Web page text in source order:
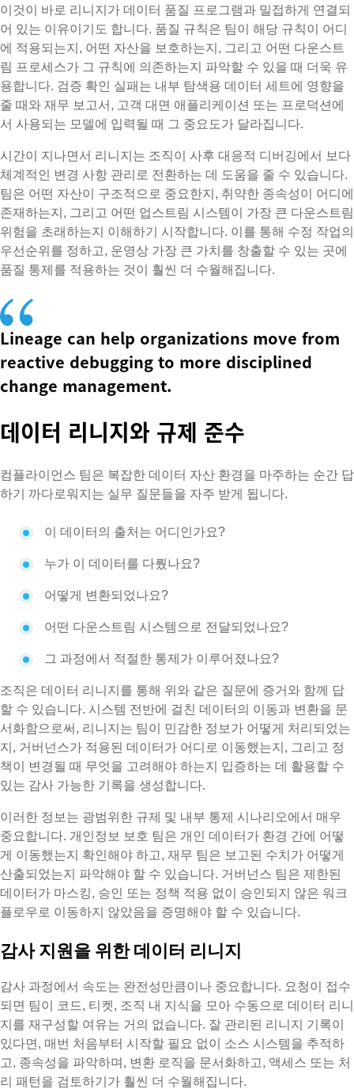
이것이 바로 리니지가 데이터 품질 프로그램과 밀접하게 연결되
어 있는 이유이기도 합니다. 품질 규칙은 팀이 해당 규칙이 어디
에 적용되는지, 어떤 자산을 보호하는지, 그리고 어떤 다운스트
림 프로세스가 그 규칙에 의존하는지 파악할 수 있을 때 더욱 유
용합니다. 검증 확인 실패는 내부 탐색용 데이터 세트에 영향을
줄 때와 재무 보고서, 고객 대면 애플리케이션 또는 프로덕션에
서 사용되는 모델에 입력될 때 그 중요도가 달라집니다.
시간이 지나면서 리니지는 조직이 사후 대응적 디버깅에서 보다
체계적인 변경 사항 관리로 전환하는 데 도움을 줄 수 있습니다.
팀은 어떤 자산이 구조적으로 중요한지, 취약한 종속성이 어디에
존재하는지, 그리고 어떤 업스트림 시스템이 가장 큰 다운스트림
위험을 초래하는지 이해하기 시작합니다. 이를 통해 수정 작업의
우선순위를 정하고, 운영상 가장 큰 가치를 창출할 수 있는 곳에
품질 통제를 적용하는 것이 훨씬 더 수월해집니다.
Lineage can help organizations move from
reactive debugging to more disciplined
change management.
데이터 리니지와 규제 준수
컴플라이언스 팀은 복잡한 데이터 자산 환경을 마주하는 순간 답
하기 까다로워지는 실무 질문들을 자주 받게 됩니다.
이 데이터의 출처는 어디인가요?
누가 이 데이터를 다뤘나요?
어떻게 변환되었나요?
어떤 다운스트림 시스템으로 전달되었나요?
그 과정에서 적절한 통제가 이루어졌나요?
조직은 데이터 리니지를 통해 위와 같은 질문에 증거와 함께 답
할 수 있습니다. 시스템 전반에 걸친 데이터의 이동과 변환을 문
서화함으로써, 리니지는 팀이 민감한 정보가 어떻게 처리되었는
지, 거버넌스가 적용된 데이터가 어디로 이동했는지, 그리고 정
책이 변경될 때 무엇을 고려해야 하는지 입증하는 데 활용할 수
있는 감사 가능한 기록을 생성합니다.
이러한 정보는 광범위한 규제 및 내부 통제 시나리오에서 매우
중요합니다. 개인정보 보호 팀은 개인 데이터가 환경 간에 어떻
게 이동했는지 확인해야 하고, 재무 팀은 보고된 수치가 어떻게
산출되었는지 파악해야 할 수 있습니다. 거버넌스 팀은 제한된
데이터가 마스킹, 승인 또는 정책 적용 없이 승인되지 않은 워크
플로우로 이동하지 않았음을 증명해야 할 수 있습니다.
감사 지원을 위한 데이터 리니지
감사 과정에서 속도는 완전성만큼이나 중요합니다. 요청이 접수
되면 팀이 코드, 티켓, 조직 내 지식을 모아 수동으로 데이터 리니
지를 재구성할 여유는 거의 없습니다. 잘 관리된 리니지 기록이
있다면, 매번 처음부터 시작할 필요 없이 소스 시스템을 추적하
고, 종속성을 파악하며, 변환 로직을 문서화하고, 액세스 또는 처
리 패턴을 검토하기가 훨씬 더 수월해집니다.